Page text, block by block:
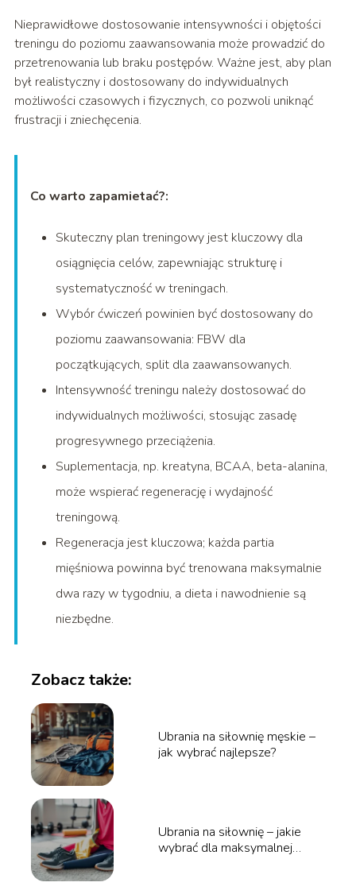
Nieprawidłowe dostosowanie intensywności i objętości
treningu do poziomu zaawansowania może prowadzić do
przetrenowania lub braku postępów. Ważne jest, aby plan
był realistyczny i dostosowany do indywidualnych
możliwości czasowych i fizycznych, co pozwoli uniknąć
frustracji i zniechęcenia.
Co warto zapamietać?:
Skuteczny plan treningowy jest kluczowy dla
osiągnięcia celów, zapewniając strukturę i
systematyczność w treningach.
Wybór ćwiczeń powinien być dostosowany do
poziomu zaawansowania: FBW dla
początkujących, split dla zaawansowanych.
Intensywność treningu należy dostosować do
indywidualnych możliwości, stosując zasadę
progresywnego przeciążenia.
Suplementacja, np. kreatyna, BCAA, beta-alanina,
może wspierać regenerację i wydajność
treningową.
Regeneracja jest kluczowa; każda partia
mięśniowa powinna być trenowana maksymalnie
dwa razy w tygodniu, a dieta i nawodnienie są
niezbędne.
Zobacz także:
Ubrania na siłownię męskie –
jak wybrać najlepsze?
Ubrania na siłownię – jakie
wybrać dla maksymalnej